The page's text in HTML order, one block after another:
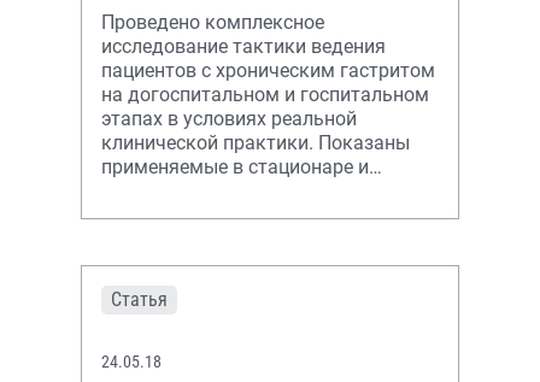
Краткий фармакоэкон
Проведено комплексное
исследование тактики ведения
пациентов с хроническим гастритом
на догоспитальном и госпитальном
этапах в условиях реальной
клинической практики. Показаны
применяемые в стационаре и
амбулаторного приема схемы лечен
Статья
24.05.18